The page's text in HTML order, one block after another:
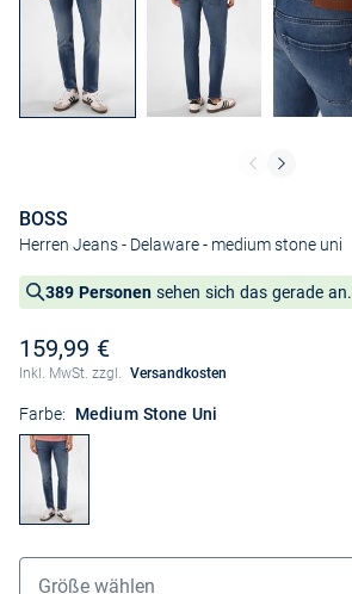
BOSS
Herren Jeans - Delaware- medium stone uni
389 Personen sehen sich das gerade an.
159,99 €
Inkl. MwSt. zzgl. Versandkosten
Farbe: Medium Stone Uni
Größenauswahl
Größe wählen